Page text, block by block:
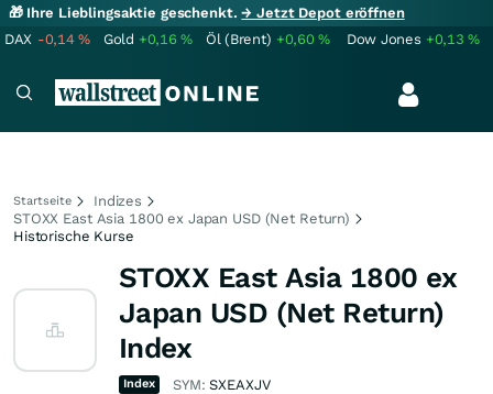
🎁 Ihre Lieblingsaktie geschenkt.→ Jetzt Depot eröffnen
DAX -0,14% Gold +0,16% Öl (Brent) +0,60% Dow Jones +0,13%
Startseite
Indizes
STOXX East Asia 1800 ex Japan USD (Net Return)
Historische Kurse
STOXX East Asia 1800 ex
Japan USD (Net Return)
Index
Index SYM:SXEAXJV